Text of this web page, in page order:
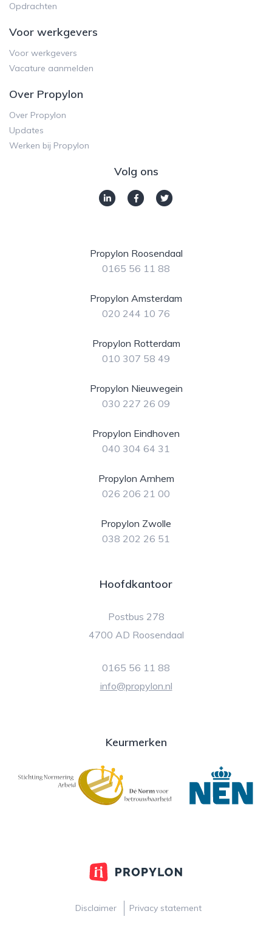
Opdrachten
Voor werkgevers
Voor werkgevers
Vacature aanmelden
Over Propylon
Over Propylon
Updates
Werken bij Propylon
Volg ons
Propylon Roosendaal
0165 56 11 88
Propylon Amsterdam
020 244 10 76
Propylon Rotterdam
010 307 58 49
Propylon Nieuwegein
030 227 26 09
Propylon Eindhoven
040 304 64 31
Propylon Arnhem
026 206 21 00
Propylon Zwolle
038 202 26 51
Hoofdkantoor
Postbus 278
4700 AD Roosendaal
0165 56 11 88
info@propylon.nl
Keurmerken
Disclaimer Privacy statement